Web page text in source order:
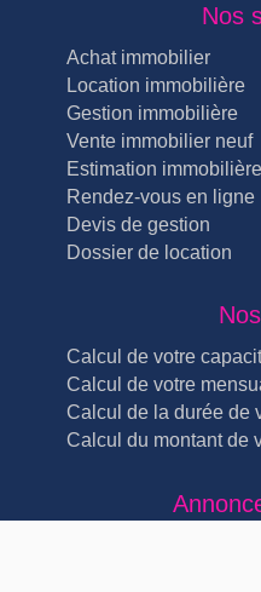
Nos
Achat immobilier
Location immobilière
Gestion immobilière
Vente immobilier neuf
Estimation immobilière
Rendez-vous en ligne
Devis de gestion
Dossier de location
Calcul de votre
Calcul de votre
Calcul de la durée de
Calcul du montant de